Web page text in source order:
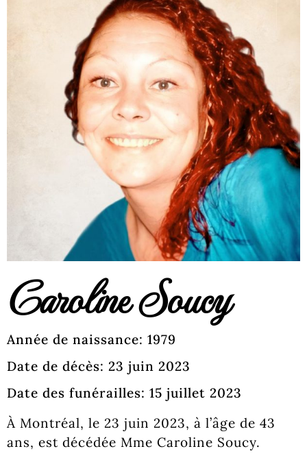
Caroline Soucy
Année de naissance: 1979
Date de décès: 23 juin 2023
Date des funérailles: 15 juillet 2023
À Montréal, le 23 juin 2023, à l’âge de 43
ans, est décédée Mme Caroline Soucy.